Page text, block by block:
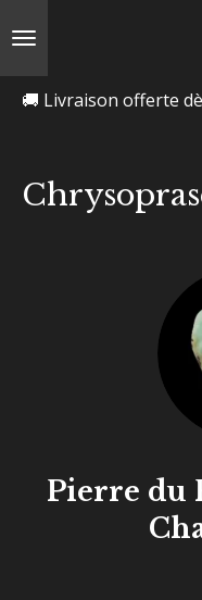
🚚 Livraison offerte
Pierre du